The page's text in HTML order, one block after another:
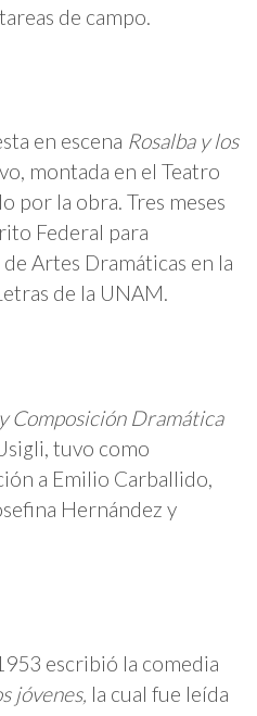
de campo.
en escena Rosalba y los
montada en el Teatro
por la obra. Tres meses
Federal para
Artes Dramáticas en la
de la UNAM.
Composición Dramática
tuvo como
a Emilio Carballido,
Hernández y
escribió la comedia
jóvenes, la cual fue leída